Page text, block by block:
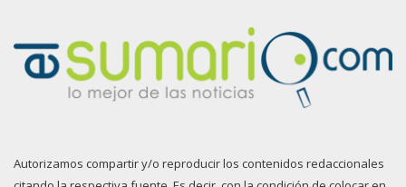
Autorizamos compartir y/o reproducir los contenidos redaccionales